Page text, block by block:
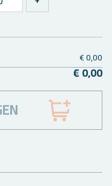
€ 0,00
€ 0,00